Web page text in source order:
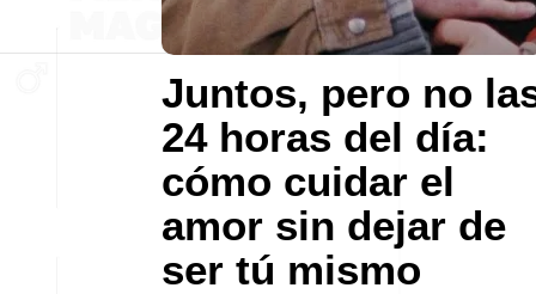
Juntos, pero no
24 horas del día:
cómo cuidar el
amor sin dejar de
ser tú mismo